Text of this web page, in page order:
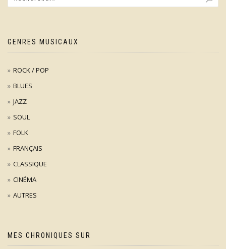
GENRES MUSICAUX
ROCK / POP
BLUES
JAZZ
SOUL
FOLK
FRANÇAIS
CLASSIQUE
CINÉMA
AUTRES
MES CHRONIQUES SUR